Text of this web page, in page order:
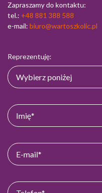
Zapraszamy do kontaktu:
tel.: +48 881 388 588
e-mail: biuro@wartoszkolic.pl
Reprezentuję: